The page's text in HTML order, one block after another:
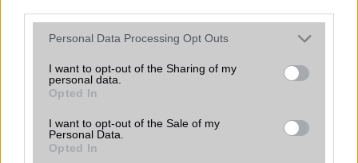
Please note that this website/app uses one or more Google
not limited to your visit or usage behaviour. You may click to
grant or deny consent to Google and its third-party tags to
use your data for below specified purposes in below Google
consent section.
Personal Data Processing Opt Outs
I want to opt-out of the Sharing of my
personal data.
Opted In
I want to opt-out of the Sale of my
Personal Data.
Opted In
2015.11.02| Phone Arena
A japán gyártó a Sony Xperia Z5 családjában mutatja be
hatékonyabb mûködést a gyártó saját fejlesztése és az
Android 6.0 Marshmallow rendszer újdonságai adják.
Szoftverfrissítéssel hozza helyre a Sony
a kijelző problémát
2015.10.22